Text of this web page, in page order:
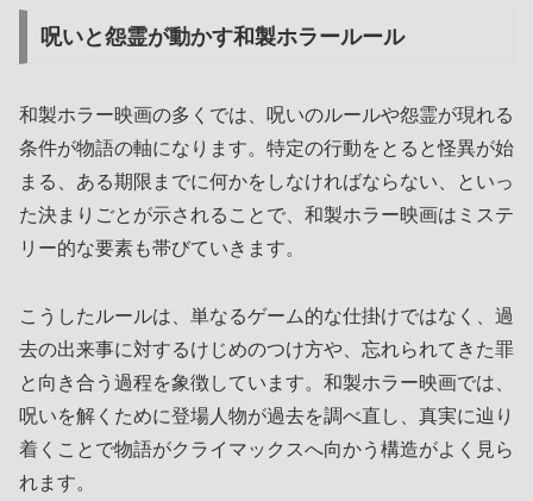
呪いと怨霊が動かす和製ホラールール
和製ホラー映画の多くでは、呪いのルールや怨霊が現れる
条件が物語の軸になります。特定の行動をとると怪異が始
まる、ある期限までに何かをしなければならない、といっ
た決まりごとが示されることで、和製ホラー映画はミステ
リー的な要素も帯びていきます。
こうしたルールは、単なるゲーム的な仕掛けではなく、過
去の出来事に対するけじめのつけ方や、忘れられてきた罪
と向き合う過程を象徴しています。和製ホラー映画では、
呪いを解くために登場人物が過去を調べ直し、真実に辿り
着くことで物語がクライマックスへ向かう構造がよく見ら
れます。